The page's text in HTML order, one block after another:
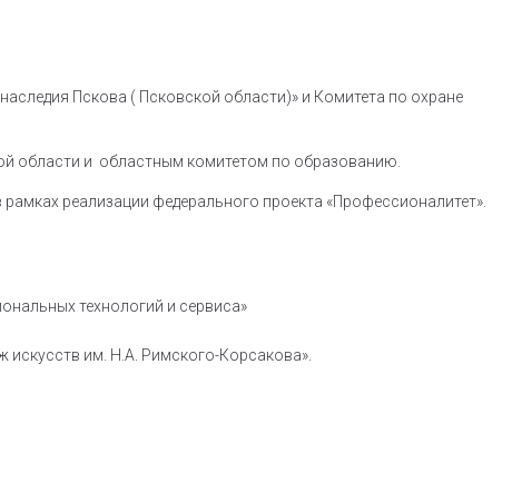
Пскова ( Псковской области)» и Комитета по охране
области и областным комитетом по образованию.
реализации федерального проекта «Профессионалитет».
технологий и сервиса»
им. Н.А. Римского-Корсакова».